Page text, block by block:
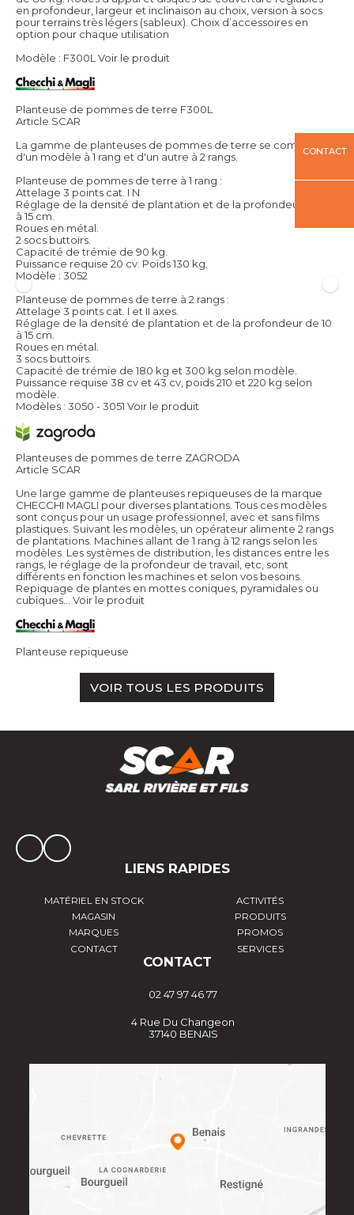
en profondeur, largeur et inclinaison au choix, version à socs
pour terrains très légers (sableux). Choix d’accessoires en
option pour chaque utilisation
Modèle : F300LVoir le produit
Planteuse de pommes de terre F300L
Article SCAR
La gamme de planteuses de pommes de terre se compose
d'un modèle à 1 rang et d'un autre à 2 rangs.
Planteuse de pommes de terre à 1 rang :
Attelage 3 points cat. I N
Réglage de la densité de plantation et de la profondeur de 10
à 15 cm.
Roues en métal.
2 socs buttoirs.
Capacité de trémie de 90 kg.
Puissance requise 20 cv. Poids 130 kg.
Modèle : 3052
Planteuse de pommes de terre à 2 rangs :
Attelage 3 points cat. I et II axes.
Réglage de la densité de plantation et de la profondeur de 10
à 15 cm.
Roues en métal.
3 socs buttoirs.
Capacité de trémie de 180 kg et 300 kg selon modèle.
Puissance requise 38 cv et 43 cv, poids 210 et 220 kg selon
modèle.
Modèles : 3050 - 3051 Voir le produit
Planteuses de pommes de terre ZAGRODA
Article SCAR
Une large gamme de planteuses repiqueuses de la marque
CHECCHI MAGLI pour diverses plantations. Tous ces modèles
sont conçus pour un usage professionnel, avec et sans films
plastiques. Suivant les modèles, un opérateur alimente 2 rangs
de plantations. Machines allant de 1 rang à 12 rangs selon les
modèles. Les systèmes de distribution, les distances entre les
rangs, le réglage de la profondeur de travail, etc, sont
différents en fonction les machines et selon vos besoins.
Repiquage de plantes en mottes coniques, pyramidales ou
cubiques… Voir le produit
Planteuse repiqueuse
VOIR TOUS LES PRODUITS
CONTACT
LIENS RAPIDES
MATÉRIEL EN STOCK
ACTIVITÉS
MAGASIN
PRODUITS
MARQUES
PROMOS
CONTACT
SERVICES
CONTACT
02 47 97 46 77
4 Rue Du Changeon
37140 BENAIS